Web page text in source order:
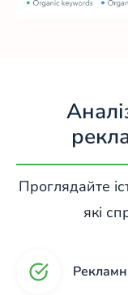
Проглядайте
які